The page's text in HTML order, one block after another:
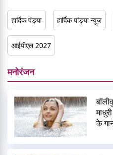
हार्दिक पंड्या हार्दिक पांड्या न्यूज़
आईपीएल 2027
मनोरंजन
के